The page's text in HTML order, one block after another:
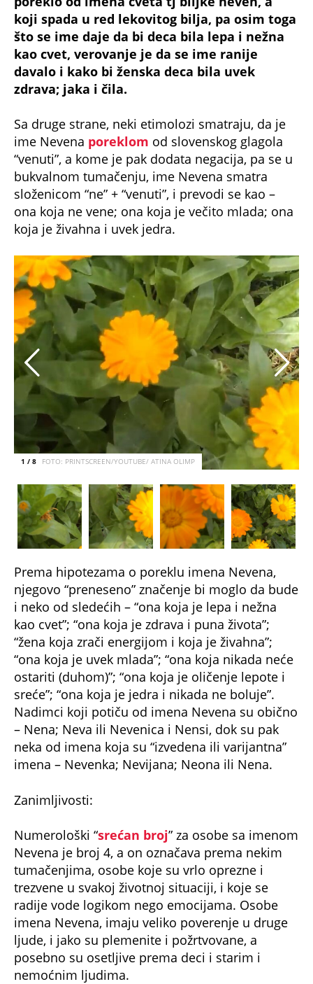
koji spada u red lekovitog bilja, pa osim toga
što se ime daje da bi deca bila lepa i nežna
kao cvet, verovanje je da se ime ranije
davalo i kako bi ženska deca bila uvek
zdrava; jaka i čila.
Sa druge strane, neki etimolozi smatraju, da je
ime Nevena poreklom od slovenskog glagola
“venuti”, a kome je pak dodata negacija, pa se u
bukvalnom tumačenju, ime Nevena smatra
složenicom “ne” + “venuti”, i prevodi se kao –
ona koja ne vene; ona koja je večito mlada; ona
koja je živahna i uvek jedra.
1 / 8 FOTO: PRINTSCREEN/YOUTUBE/ ATINA OLIMP
Prema hipotezama o poreklu imena Nevena,
njegovo “preneseno” značenje bi moglo da bude
i neko od sledećih – “ona koja je lepa i nežna
kao cvet”; “ona koja je zdrava i puna života”;
“žena koja zrači energijom i koja je živahna”;
“ona koja je uvek mlada”; “ona koja nikada neće
ostariti (duhom)”; “ona koja je oličenje lepote i
sreće”; “ona koja je jedra i nikada ne boluje”.
Nadimci koji potiču od imena Nevena su obično
– Nena; Neva ili Nevenica i Nensi, dok su pak
neka od imena koja su “izvedena ili varijantna”
imena – Nevenka; Nevijana; Neona ili Nena.
Zanimljivosti:
Numerološki “srećan broj” za osobe sa imenom
Nevena je broj 4, a on označava prema nekim
tumačenjima, osobe koje su vrlo oprezne i
trezvene u svakoj životnoj situaciji, i koje se
radije vode logikom nego emocijama. Osobe
imena Nevena, imaju veliko poverenje u druge
ljude, i jako su plemenite i požrtvovane, a
posebno su osetljive prema deci i starim i
nemoćnim ljudima.